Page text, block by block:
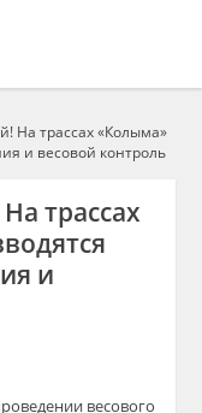
На трассах «Колыма»
и весовой контроль
трассах
и
весового